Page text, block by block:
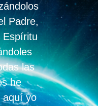
Padre,
Espíritu
las
he
aquí yo